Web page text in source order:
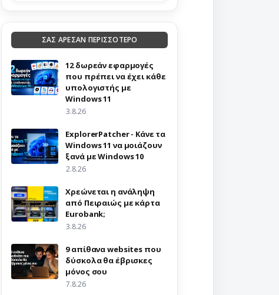
ΣΑΣ ΑΡΕΣΑΝ ΠΕΡΙΣΣΟΤΕΡΟ
12 δωρεάν εφαρμογές
που πρέπει να έχει κάθε
υπολογιστής με
Windows 11
3.8.26
ExplorerPatcher - Κάνε τα
Windows 11 να μοιάζουν
ξανά με Windows 10
2.8.26
Χρεώνεται η ανάληψη
από Πειραιώς με κάρτα
Eurobank;
3.8.26
9 απίθανα websites που
δύσκολα θα έβρισκες
μόνος σου
7.8.26